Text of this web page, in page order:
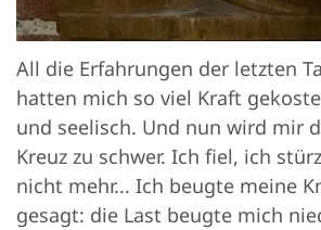
All die Erfahrungen der letzten
hatten mich so viel Kraft
und seelisch. Und nun wird mir
Kreuz zu schwer. Ich fiel, ich
nicht mehr... Ich beugte meine
gesagt: die Last beugte mich